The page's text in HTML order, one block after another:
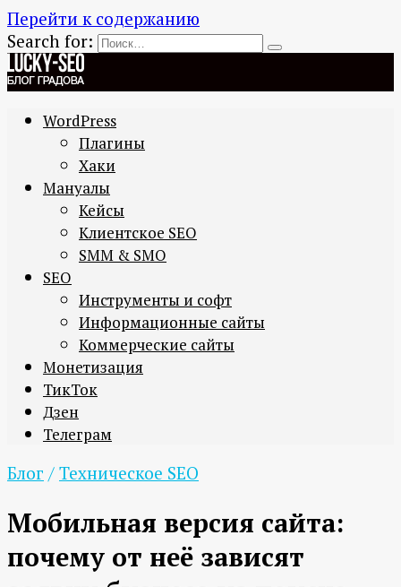
Перейти к содержанию
Search for:
WordPress
Плагины
Хаки
Мануалы
Кейсы
Клиентское SEO
SMM & SMO
SEO
Инструменты и софт
Информационные сайты
Коммерческие сайты
Монетизация
ТикТок
Дзен
Телеграм
Блог / Техническое SEO
Мобильная версия сайта:
почему от неё зависят